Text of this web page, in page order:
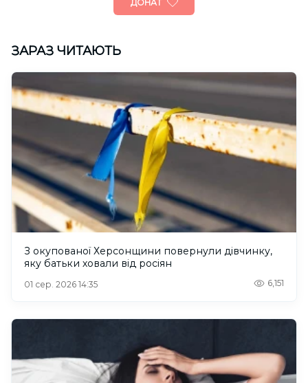
ДОНАТ
ЗАРАЗ ЧИТАЮТЬ
З окупованої Херсонщини повернули дівчинку,
яку батьки ховали від росіян
01 сер. 2026 14:35 6,151